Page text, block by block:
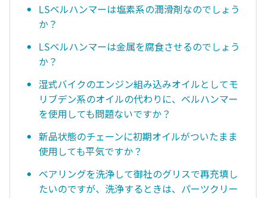
LSベルハンマーは塩素系の潤滑剤なのでしょう
か？
LSベルハンマーは金属を腐食させるのでしょう
か？
湿式バイクのエンジン組み込みオイルとしてモ
リブデン系のオイルの代わりに、ベルハンマー
を使用しても問題ないですか？
新品状態のチェーンに初期オイルがついたまま
使用しても平気ですか？
ベアリングを洗浄して御社のグリスで再充填し
たいのですが、洗浄するときは、パーツクリー